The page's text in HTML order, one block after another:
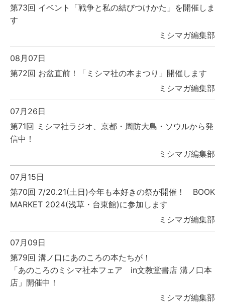
第73回 イベント「戦争と私の結びつけかた」を開催しま
す
ミシマガ編集部
08月07日
第72回 お盆直前！「ミシマ社の本まつり」開催します
ミシマガ編集部
07月26日
第71回 ミシマ社ラジオ、京都・周防大島・ソウルから発
信中！
ミシマガ編集部
07月15日
第70回 7/20.21(土日)今年も本好きの祭が開催！ BOOK
MARKET 2024(浅草・台東館)に参加します
ミシマガ編集部
07月09日
第79回 溝ノ口にあのころの本たちが！
「あのころのミシマ社本フェア in文教堂書店 溝ノ口本
店」開催中！
ミシマガ編集部